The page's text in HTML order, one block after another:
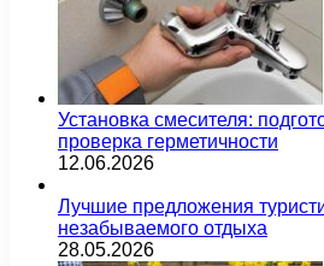
Установка смесителя:
проверка герметичности
12.06.2026
Лучшие предложения
незабываемого отдыха
28.05.2026